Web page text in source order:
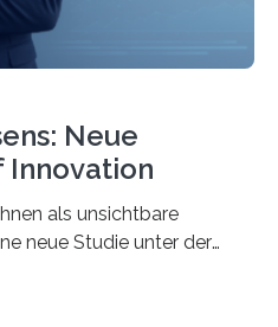
Neue
Innovation
als unsichtbare
neue Studie unter der
Bremen –